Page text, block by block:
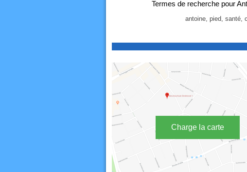
Termes de recherche pour
antoine, pied, santé,
Charge la carte